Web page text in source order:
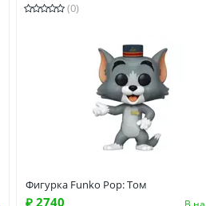
(0)
Фигурка Funko Pop: Том
₽ 2740